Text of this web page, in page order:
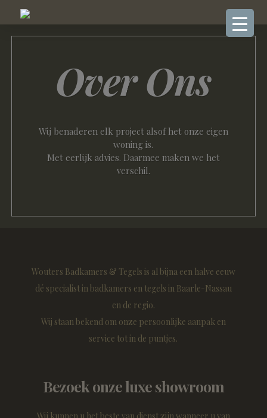
Over Ons
Wij benaderen elk project alsof het onze eigen
woning is.
Met eerlijk advies. Daarmee maken we het
verschil.
Wouters Badkamers & Tegels is al bijna een halve eeuw
dé specialist in badkamers en tegels in Baarle-Nassau
en de regio.
Wij staan bekend om onze persoonlijke aanpak en
service tot in de puntjes.
Bezoek onze luxe showroom